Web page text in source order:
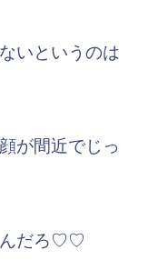
いというのは
が間近でじっ
んだろ♡♡